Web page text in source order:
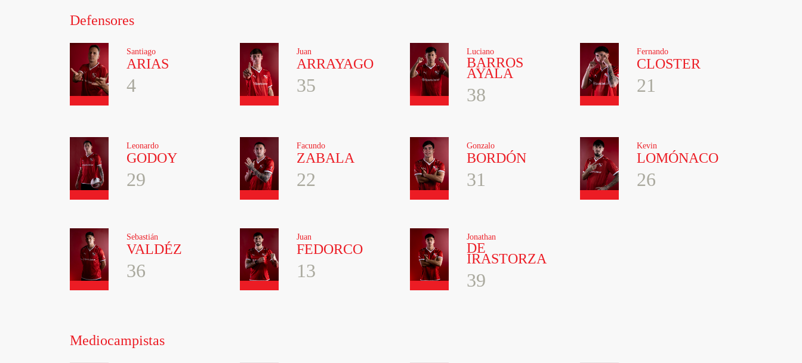
Defensores
Santiago
ARIAS
4
Juan
ARRAYAGO
35
Luciano
BARROS
AYALA
38
Fernando
CLOSTER
21
Leonardo
GODOY
29
Facundo
ZABALA
22
Gonzalo
BORDÓN
31
Kevin
LOMÓNACO
26
Sebastián
VALDÉZ
36
Juan
FEDORCO
13
Jonathan
DE
IRASTORZA
39
Mediocampistas